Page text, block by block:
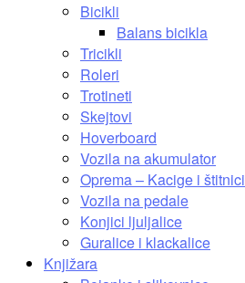
Bicikli
Balans bicikla
Tricikli
Roleri
Trotineti
Skejtovi
Hoverboard
Vozila na akumulator
Oprema – Kacige i štitnici
Vozila na pedale
Konjici ljuljalice
Guralice i klackalice
Knjižara